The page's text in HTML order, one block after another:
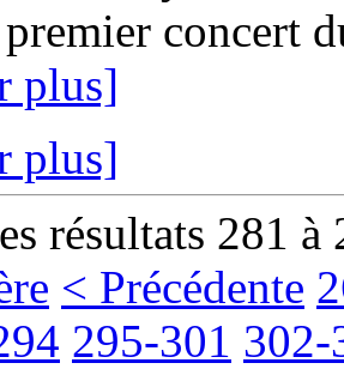
premier concert
plus]
plus]
résultats 281 à
< Précédente
295-301 302-